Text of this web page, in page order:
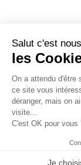
Salut c'est
les
On a attendu d'être
ce site vous
déranger, mais on
visite...
C'est OK pour vous
Je